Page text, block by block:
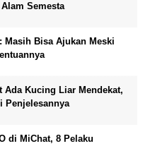
Semesta
Masih Bisa Ajukan Meski
Ada Kucing Liar Mendekat,
Penjelesannya
di MiChat, 8 Pelaku